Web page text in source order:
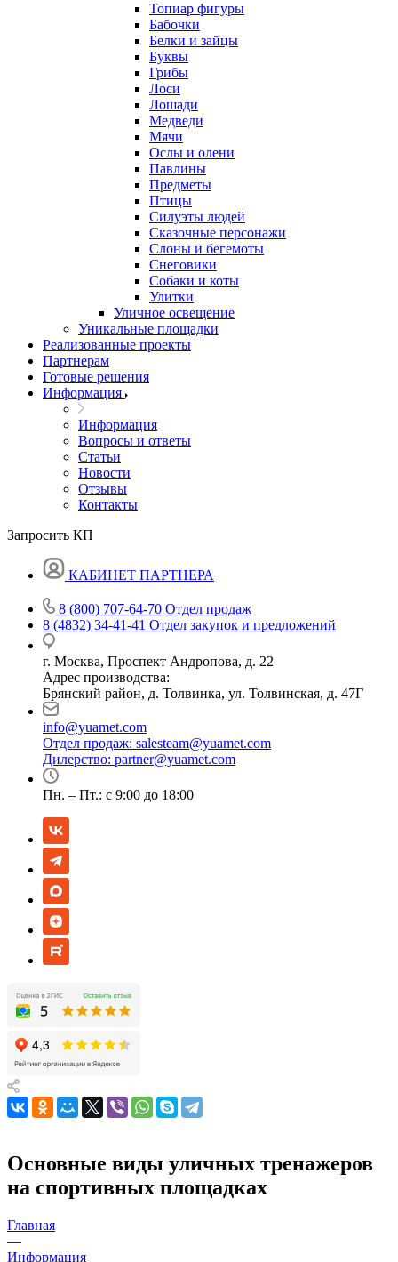
Топиар фигуры
Бабочки
Белки и зайцы
Буквы
Грибы
Лоси
Лошади
Медведи
Мячи
Ослы и олени
Павлины
Предметы
Птицы
Силуэты людей
Сказочные персонажи
Слоны и бегемоты
Снеговики
Собаки и коты
Улитки
Уличное освещение
Уникальные площадки
Реализованные проекты
Партнерам
Готовые решения
Информация
Информация
Вопросы и ответы
Статьи
Новости
Отзывы
Контакты
Запросить КП
КАБИНЕТ ПАРТНЕРА
8 (800) 707-64-70 Отдел продаж
8 (4832) 34-41-41 Отдел закупок и предложений
г. Москва, Проспект Андропова, д. 22
Адрес производства:
Брянский район, д. Толвинка, ул. Толвинская, д. 47Г
info@yuamet.com
Отдел продаж: salesteam@yuamet.com
Дилерство: partner@yuamet.com
Пн. – Пт.: с 9:00 до 18:00
Основные виды уличных тренажеров
на спортивных площадках
Главная
—
Информация